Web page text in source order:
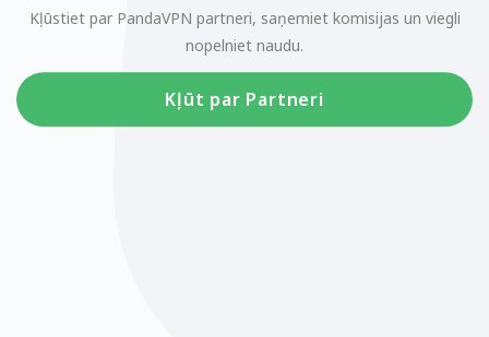
Kļūstiet par PandaVPN partneri, saņemiet komisijas un viegli
nopelniet naudu.
Kļūt par Partneri